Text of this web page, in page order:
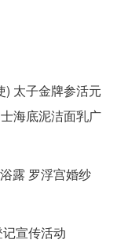
) 太子金牌参活元
海底泥洁面乳广
露 罗浮宫婚纱
宣传活动